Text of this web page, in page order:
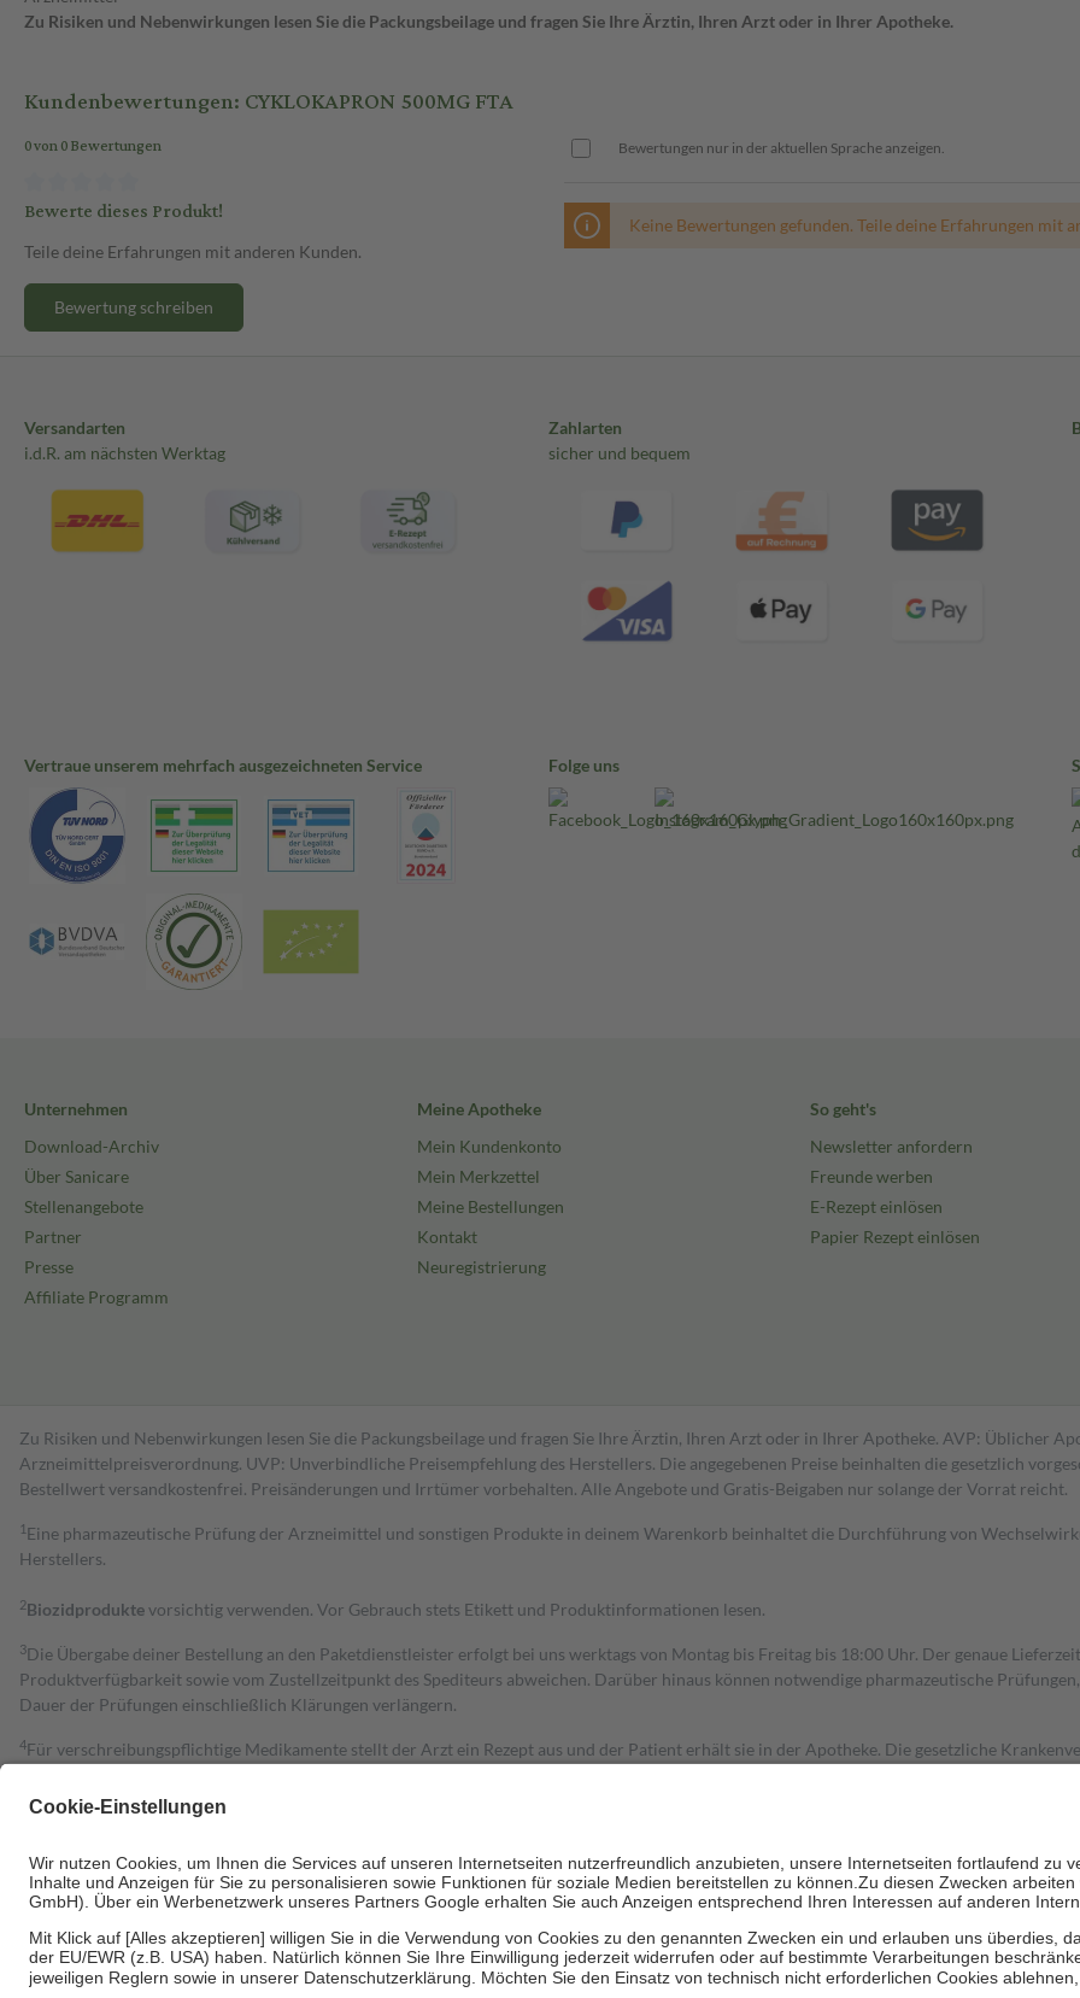
Zu Risiken und Nebenwirkungen lesen Sie die Packungsbeilage und fragen Sie Ihre Ärztin, Ihren Arzt oder in Ihrer Apotheke.
Kundenbewertungen: CYKLOKAPRON 500MG FTA
0 von 0 Bewertungen
Bewerte dieses Produkt!
Teile deine Erfahrungen mit anderen Kunden.
Bewertung schreiben
Bewertungen nur in der aktuellen Sprache anzeigen.
Keine Bewertungen gefunden. Teile deine Erfahrungen mit
Versandarten
i.d.R. am nächsten Werktag
Zahlarten
sicher und bequem
Vertraue unserem mehrfach ausgezeichneten Service Folge uns
Unternehmen
Download-Archiv
Über Sanicare
Stellenangebote
Partner
Presse
Affiliate Programm
Meine Apotheke
Mein Kundenkonto
Mein Merkzettel
Meine Bestellungen
Kontakt
Neuregistrierung
So geht's
Newsletter anfordern
Freunde werben
E-Rezept einlösen
Papier Rezept einlösen
Zu Risiken und Nebenwirkungen lesen Sie die Packungsbeilage und fragen Sie Ihre Ärztin, Ihren Arzt oder in Ihrer Apotheke. AVP: Üblicher
Arzneimittelpreisverordnung. UVP: Unverbindliche Preisempfehlung des Herstellers. Die angegebenen Preise beinhalten die gesetzlich
Bestell­wert versand­kosten­frei. Preisänderungen und Irrtümer vorbehalten. Alle Angebote und Gratis-Beigaben nur solange der Vorrat reicht.
1 Eine pharmazeutische Prüfung der Arzneimittel und sonstigen Produkte in deinem Warenkorb beinhaltet die Durchführung von
Herstellers.
2Biozidproduktevorsichtig verwenden. Vor Gebrauch stets Etikett und Produktinformationen lesen.
3Die Übergabe deiner Bestellung an den Paketdienstleister erfolgt bei uns werktags von Montag bis Freitag bis 18:00 Uhr. Der genaue
Produktverfügbarkeit sowie vom Zustellzeitpunkt des Spediteurs abweichen. Darüber hinaus können notwendige pharmazeutische
Dauer der Prüfungen einschließlich Klärungen verlängern.
4Für verschreibungspflichtige Medikamente stellt der Arzt ein Rezept aus und der Patient erhält sie in der Apotheke. Die gesetzliche
Grundsätzlich leisten Mitglieder Zuzahlungen in Höhe von zehn Prozent des Abgabepreises,
Bei Heilmitteln und häuslicher Krankenpflege beträgt die Zuzahlung zehn Prozent der Kosten sowie zehn Euro je Verordnung.
Um das Engagement der Versicherten für ihre eigene Gesundheit zu stärken und die besondere Stellung der Familie zu unterstützen, fallen
• Untersuchungen zur Vorsorge und Früherkennung, die von der GKV getragen werden
• empfohlenen Schutzimpfungen